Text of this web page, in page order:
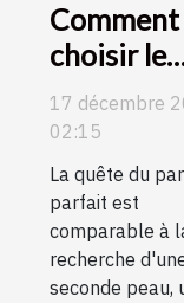
Comment
choisir le
parfum
pour
occasion
17 décembre
02:15
La quête du
parfait est
comparable à
recherche
seconde peau,